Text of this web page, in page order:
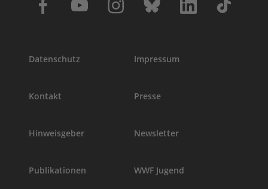
Datenschutz Impressum
Kontakt Presse
Hinweisgeber Newsletter
Publikationen WWF Jugend